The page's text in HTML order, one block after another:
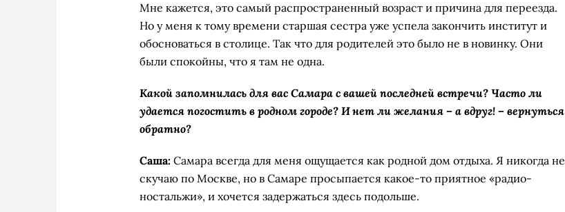
Мне кажется, это самый распространенный возраст и причина для переезда.
Но у меня к тому времени старшая сестра уже успела закончить институт и
обосноваться в столице. Так что для родителей это было не в новинку. Они
были спокойны, что я там не одна.
Какой запомнилась для вас Самара с вашей последней встречи? Часто ли
удается погостить в родном городе? И нет ли желания – а вдруг! – вернуться
обратно?
Саша: Самара всегда для меня ощущается как родной дом отдыха. Я никогда не
скучаю по Москве, но в Самаре просыпается какое-то приятное «радио-
ностальжи», и хочется задержаться здесь подольше.